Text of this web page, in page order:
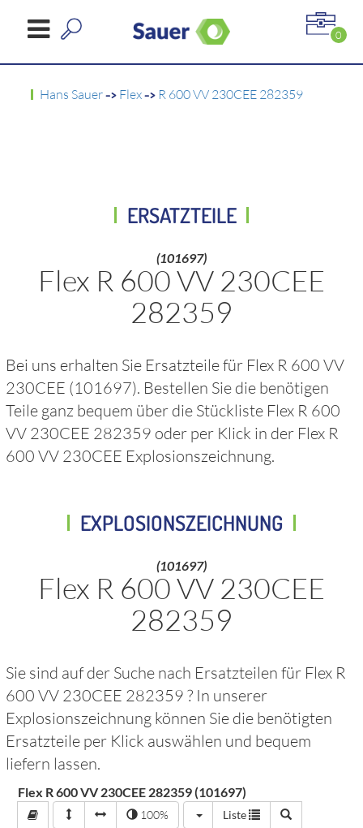
0
Hans Sauer-> Flex-> R 600 VV 230CEE 282359
ERSATZTEILE
(101697)
Flex R 600 VV 230CEE
282359
Bei uns erhalten Sie Ersatzteile für Flex R 600 VV
230CEE (101697). Bestellen Sie die benötigen
Teile ganz bequem über die Stückliste Flex R 600
VV 230CEE 282359 oder per Klick in der Flex R
600 VV 230CEE Explosionszeichnung.
EXPLOSIONSZEICHNUNG
(101697)
Flex R 600 VV 230CEE
282359
Sie sind auf der Suche nach Ersatzteilen für Flex R
600 VV 230CEE 282359? In unserer
Explosionszeichnung können Sie die benötigten
Ersatzteile per Klick auswählen und bequem
liefern lassen.
Flex R 600 VV 230CEE 282359 (101697)
100% Liste